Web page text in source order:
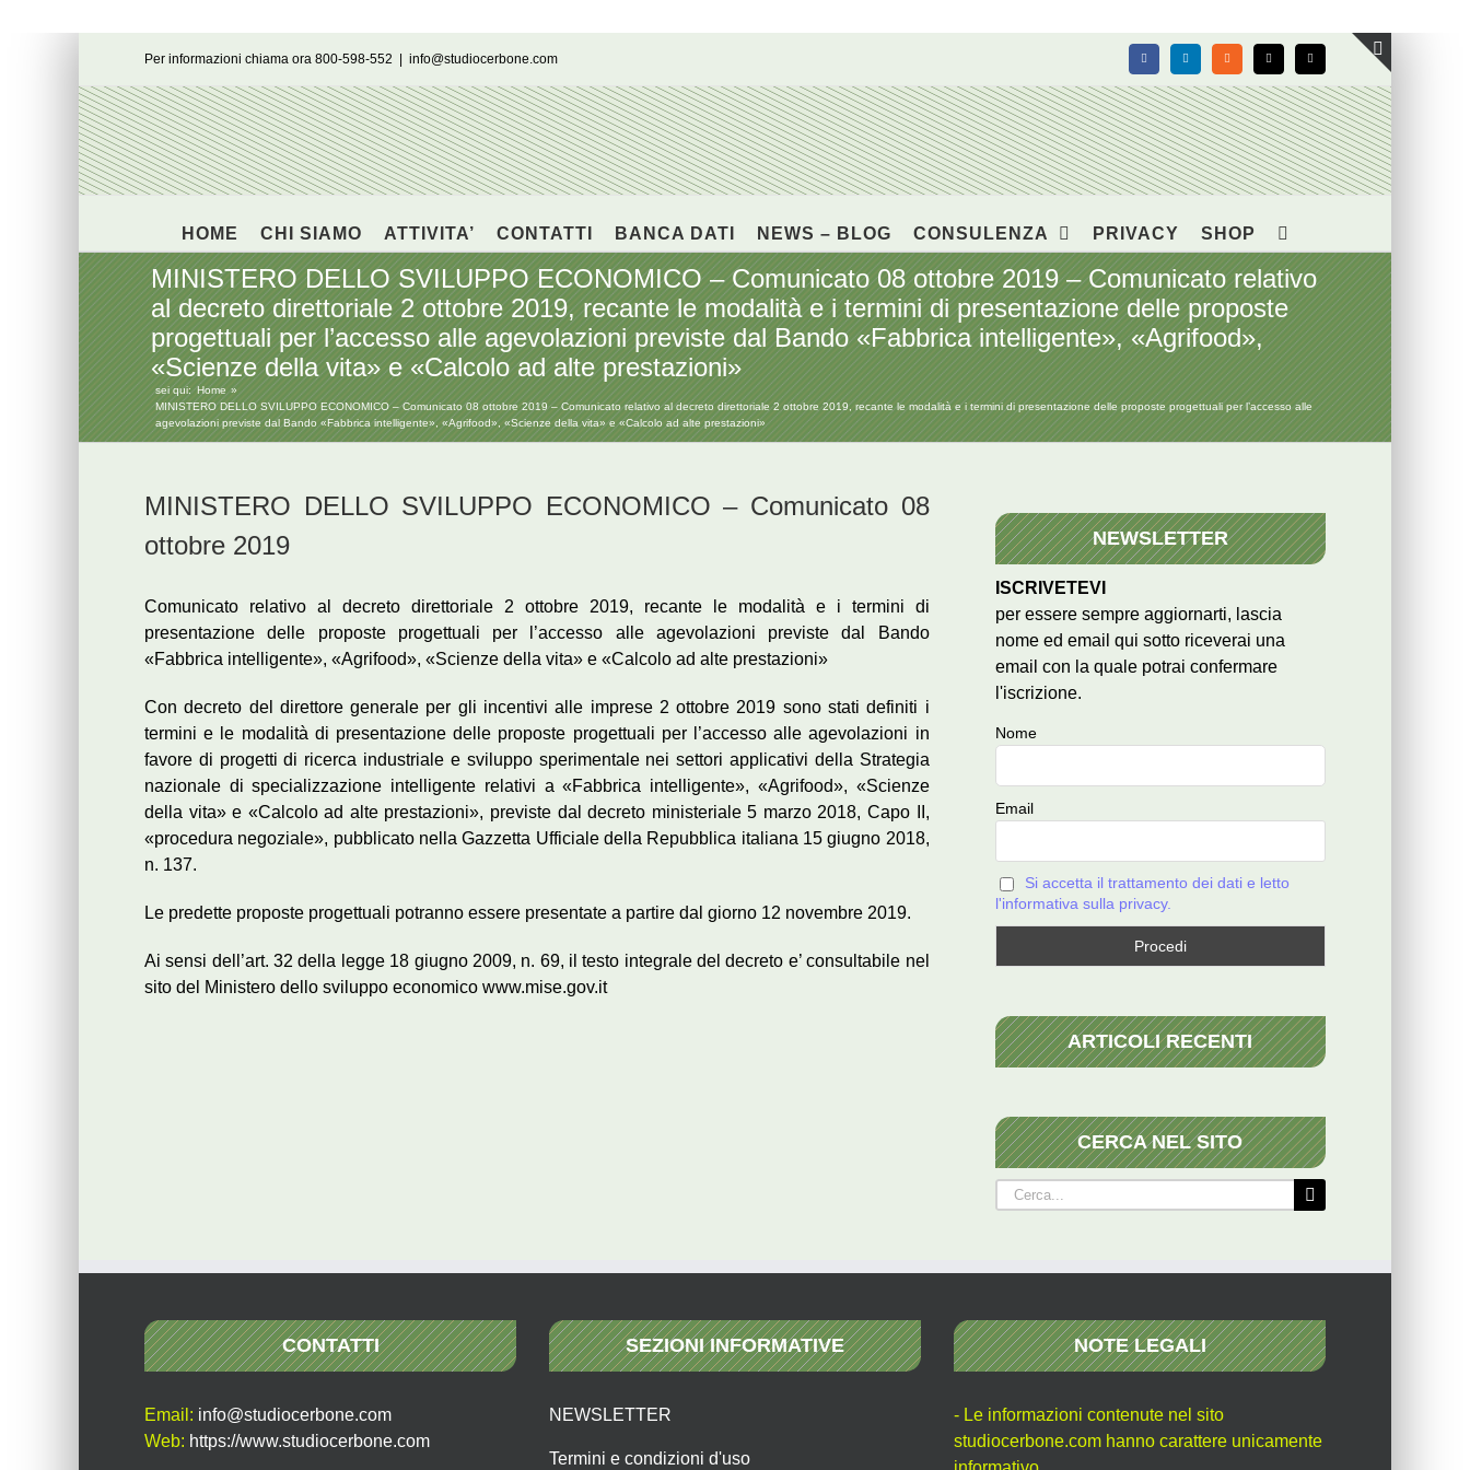
Per informazioni chiama ora 800-598-552 info@studiocerbone.com FacebookLinkedIn Rss X Email
HOME CHI SIAMO ATTIVITA’ CONTATTI BANCA DATI NEWS – BLOG CONSULENZA PRIVACY SHOP
MINISTERO DELLO SVILUPPO ECONOMICO – Comunicato 08 ottobre 2019 – Comunicato relativo
al decreto direttoriale 2 ottobre 2019, recante le modalità e i termini di presentazione delle proposte
progettuali per l’accesso alle agevolazioni previste dal Bando «Fabbrica intelligente», «Agrifood»,
«Scienze della vita» e «Calcolo ad alte prestazioni»
sei qui: Home
MINISTERO DELLO SVILUPPO ECONOMICO – Comunicato 08 ottobre 2019 – Comunicato relativo al decreto direttoriale 2 ottobre 2019, recante le modalità e i termini di presentazione delle proposte progettuali per l’accesso alle
agevolazioni previste dal Bando «Fabbrica intelligente», «Agrifood», «Scienze della vita» e «Calcolo ad alte prestazioni»
MINISTERO DELLO SVILUPPO ECONOMICO – Comunicato 08
ottobre 2019
Comunicato relativo al decreto direttoriale 2 ottobre 2019, recante le modalità e i termini di
presentazione delle proposte progettuali per l’accesso alle agevolazioni previste dal Bando
«Fabbrica intelligente», «Agrifood», «Scienze della vita» e «Calcolo ad alte prestazioni»
Con decreto del direttore generale per gli incentivi alle imprese 2 ottobre 2019 sono stati definiti i
termini e le modalità di presentazione delle proposte progettuali per l’accesso alle agevolazioni in
favore di progetti di ricerca industriale e sviluppo sperimentale nei settori applicativi della Strategia
nazionale di specializzazione intelligente relativi a «Fabbrica intelligente», «Agrifood», «Scienze
della vita» e «Calcolo ad alte prestazioni», previste dal decreto ministeriale 5 marzo 2018, Capo II,
«procedura negoziale», pubblicato nella Gazzetta Ufficiale della Repubblica italiana 15 giugno 2018,
n. 137.
Le predette proposte progettuali potranno essere presentate a partire dal giorno 12 novembre 2019.
Ai sensi dell’art. 32 della legge 18 giugno 2009, n. 69, il testo integrale del decreto e’ consultabile nel
sito del Ministero dello sviluppo economico www.mise.gov.it
NEWSLETTER
ISCRIVETEVI
per essere sempre aggiornarti, lascia
nome ed email qui sotto riceverai una
email con la quale potrai confermare
l'iscrizione.
Nome
Email
Si accetta il trattamento dei dati e letto
l'informativa sulla privacy.
ARTICOLI RECENTI
CERCA NEL SITO
Cerca
per:
CONTATTI
Email: info@studiocerbone.com
Web: https://www.studiocerbone.com
SEZIONI INFORMATIVE
NEWSLETTER
Termini e condizioni d'uso
NOTE LEGALI
- Le informazioni contenute nel sito
studiocerbone.com hanno carattere unicamente
Toggle
area
barra
scorrevole